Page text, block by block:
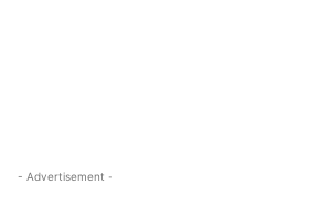
- Advertisement -